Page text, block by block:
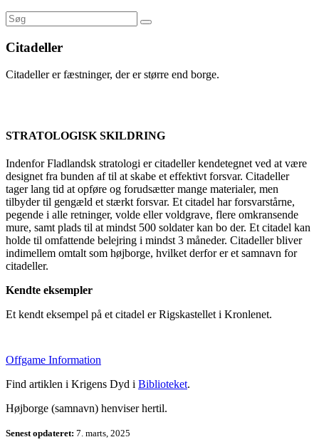
Citadeller
Citadeller er fæstninger, der er større end borge.
STRATOLOGISK SKILDRING
Indenfor Fladlandsk stratologi er citadeller kendetegnet ved at være
designet fra bunden af til at skabe et effektivt forsvar. Citadeller
tager lang tid at opføre og forudsætter mange materialer, men
tilbyder til gengæld et stærkt forsvar. Et citadel har forsvarstårne,
pegende i alle retninger, volde eller voldgrave, flere omkransende
mure, samt plads til at mindst 500 soldater kan bo der. Et citadel kan
holde til omfattende belejring i mindst 3 måneder. Citadeller bliver
indimellem omtalt som højborge, hvilket derfor er et samnavn for
citadeller.
Kendte eksempler
Et kendt eksempel på et citadel er Rigskastellet i Kronlenet.
Offgame Information
Find artiklen i Krigens Dyd i Biblioteket.
Højborge (samnavn) henviser hertil.
Senest opdateret: 7. marts, 2025